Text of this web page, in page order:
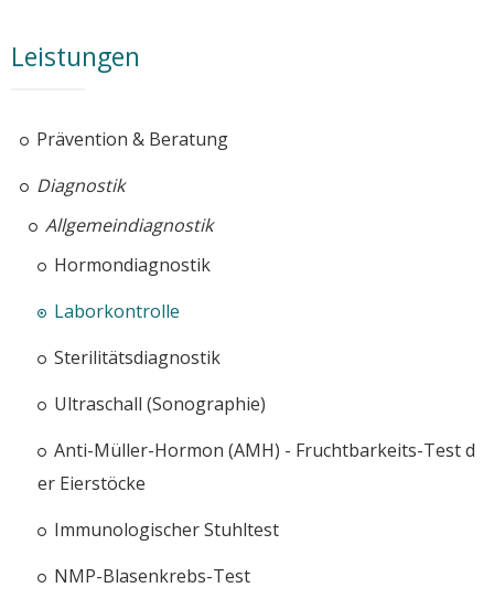
Leistungen
Prävention & Beratung
Diagnostik
Allgemeindiagnostik
Hormondiagnostik
Laborkontrolle
Sterilitätsdiagnostik
Ultraschall (Sonographie)
Anti-Müller-Hormon (AMH) - Fruchtbarkeits-Test d
er Eierstöcke
Immunologischer Stuhltest
NMP-Blasenkrebs-Test